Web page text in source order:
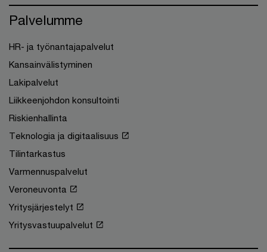
Palvelumme
HR- ja työnantajapalvelut
Kansainvälistyminen
Lakipalvelut
Liikkeenjohdon konsultointi
Riskienhallinta
Teknologia ja digitaalisuus
Tilintarkastus
Varmennuspalvelut
Veroneuvonta
Yritysjärjestelyt
Yritysvastuupalvelut